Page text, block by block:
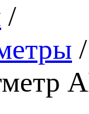
/
/